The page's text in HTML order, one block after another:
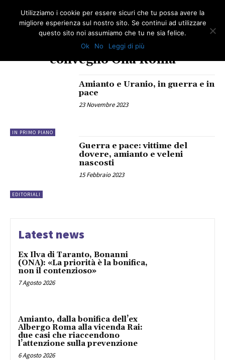
convegno Ona Roma
IN PRIMO PIANO
Amianto e Uranio, in guerra e in
pace
23 Novembre 2023
EDITORIALI
Guerra e pace: vittime del
dovere, amianto e veleni
nascosti
15 Febbraio 2023
Latest news
Ex Ilva di Taranto, Bonanni
(ONA): «La priorità è la bonifica,
non il contenzioso»
7 Agosto 2026
Amianto, dalla bonifica dell’ex
Albergo Roma alla vicenda Rai:
due casi che riaccendono
l’attenzione sulla prevenzione
6 Agosto 2026
Utilizziamo i cookie per essere sicuri che tu possa avere la
migliore esperienza sul nostro sito. Se continui ad utilizzare
questo sito noi assumiamo che tu ne sia felice.
Ok
No Leggi di più